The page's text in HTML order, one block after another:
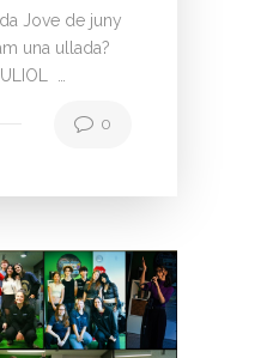
Jove de juny
una ullada?
…
0